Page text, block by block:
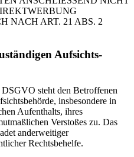
NACH ART. 21 ABS. 2
Aufsichts­
steht den Betroffenen
insbesondere in
Aufenthalts, ihres
Verstoßes zu. Das
anderweitiger
Rechtsbehelfe.